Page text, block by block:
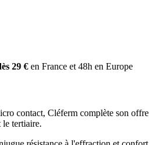
29 € en France et 48h en Europe
contact, Cléferm complète son offre
le tertiaire.